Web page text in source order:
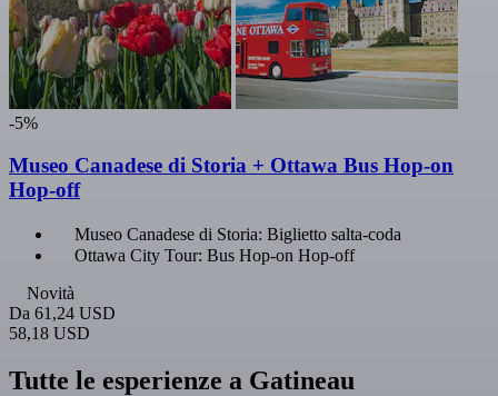
-5%
Museo Canadese di Storia + Ottawa Bus Hop-on
Hop-off
Museo Canadese di Storia: Biglietto salta-coda
Ottawa City Tour: Bus Hop-on Hop-off
Novità
Da 61,24 USD
58,18 USD
Tutte le esperienze a Gatineau